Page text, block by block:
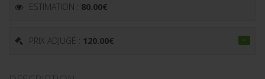
ESTIMATION : 80.00€
PRIX ADJUGÉ : 120.00€